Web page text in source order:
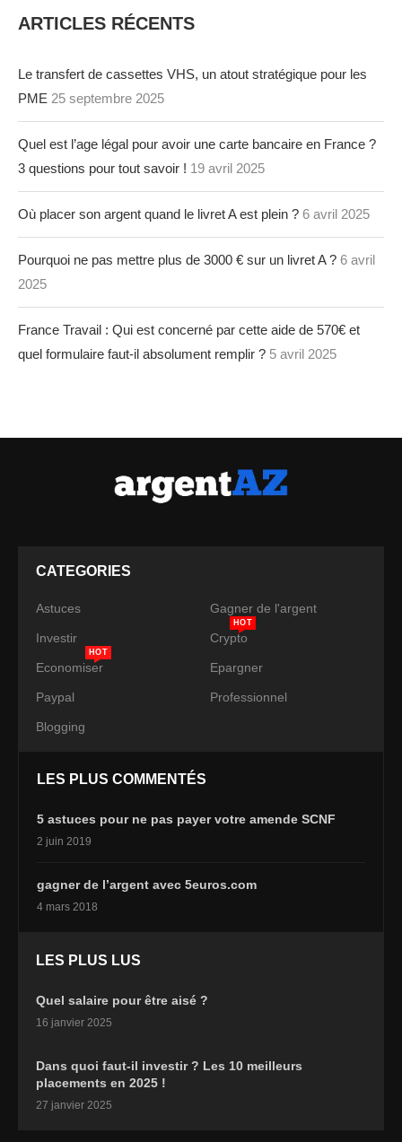
ARTICLES RÉCENTS
Le transfert de cassettes VHS, un atout stratégique pour les
PME 25 septembre 2025
Quel est l’age légal pour avoir une carte bancaire en France ?
3 questions pour tout savoir ! 19 avril 2025
Où placer son argent quand le livret A est plein ? 6 avril 2025
Pourquoi ne pas mettre plus de 3000 € sur un livret A ? 6 avril
2025
France Travail : Qui est concerné par cette aide de 570€ et
quel formulaire faut-il absolument remplir ? 5 avril 2025
CATEGORIES
Astuces Gagner de l'argent
Investir Crypto
HOT
Economiser
HOT
Epargner
Paypal Professionnel
Blogging
LES PLUS COMMENTÉS
5 astuces pour ne pas payer votre amende SCNF
2 juin 2019
gagner de l’argent avec 5euros.com
4 mars 2018
LES PLUS LUS
Quel salaire pour être aisé ?
16 janvier 2025
Dans quoi faut-il investir ? Les 10 meilleurs
placements en 2025 !
27 janvier 2025